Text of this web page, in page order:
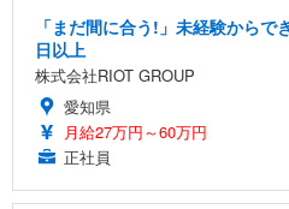
「まだ間に合う!」未経験から
日以上
株式会社RIOT GROUP
愛知県
月給27万円～60万円
正社員